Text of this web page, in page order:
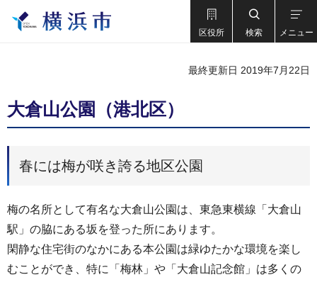
区役所 検索 メニュー
最終更新日 2019年7月22日
大倉山公園（港北区）
春には梅が咲き誇る地区公園
梅の名所として有名な大倉山公園は、東急東横線「大倉山
駅」の脇にある坂を登った所にあります。
閑静な住宅街のなかにある本公園は緑ゆたかな環境を楽し
むことができ、特に「梅林」や「大倉山記念館」は多くの